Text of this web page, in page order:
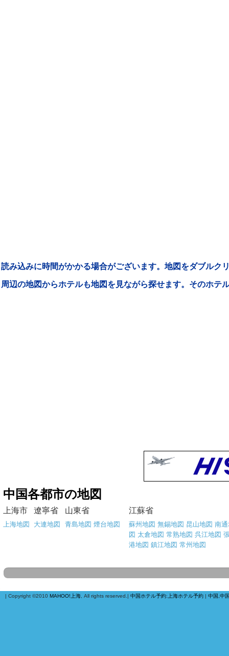
読み込みに時間がかかる場合がございます。地図をダブルク
周辺の地図からホテルも地図を見ながら探せます。そのホテ
中国各都市の地図
上海市 遼寧省 山東省 江蘇省
上海地図 大連地図 青島地図 煙台地図 蘇州地図 無錫地図 昆山地図 南
図 太倉地図 常熟地図 呉江地図
港地図 鎮江地図 常州地図
| Copyright ©2010 MAHOO!上海 , All rights reserved.| 中国ホテル予約: 上海ホテル予約 | 中国,中